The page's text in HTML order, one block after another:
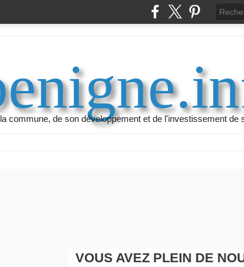
commune, de son développement et de l'investissement de
VOUS AVEZ PLEIN DE
LA BIBLIO,